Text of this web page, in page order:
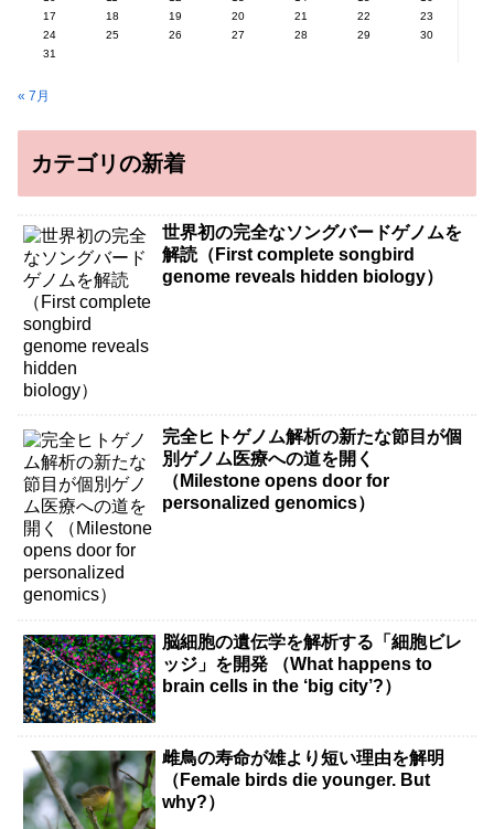
17
18 19 20 21 22
23
24
25 26 27 28 29
30
31
« 7月
カテゴリの新着
世界初の完全なソングバードゲノムを
解読（First complete songbird
genome reveals hidden biology）
完全ヒトゲノム解析の新たな節目が個
別ゲノム医療への道を開く
（Milestone opens door for
personalized genomics）
脳細胞の遺伝学を解析する「細胞ビレ
ッジ」を開発 （What happens to
brain cells in the ‘big city’?）
雌鳥の寿命が雄より短い理由を解明
（Female birds die younger. But
why?）